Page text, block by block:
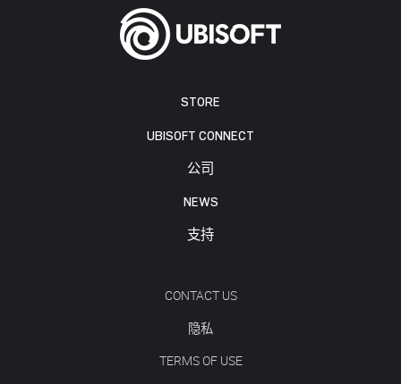
STORE
UBISOFT CONNECT
公司
NEWS
支持
CONTACT US
隐私
TERMS OF USE